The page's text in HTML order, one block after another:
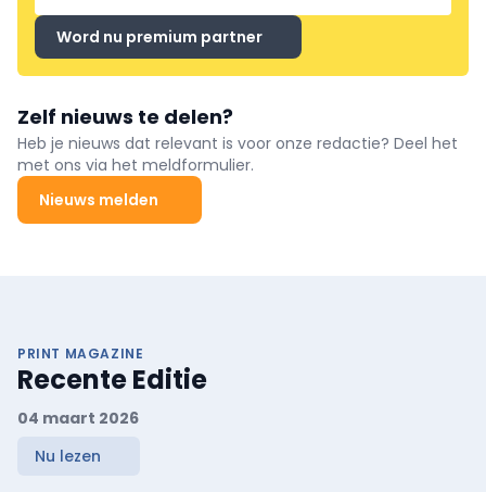
Word nu premium partner
Zelf nieuws te delen?
Heb je nieuws dat relevant is voor onze redactie? Deel het
met ons via het meldformulier.
Nieuws melden
PRINT MAGAZINE
Recente Editie
04 maart 2026
Nu lezen